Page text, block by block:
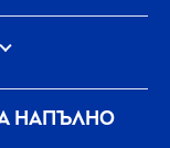
планетата
НАПЪЛНО